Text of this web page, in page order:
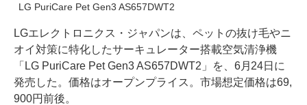
LG PuriCare Pet Gen3 AS657DWT2
LGエレクトロニクス・ジャパンは、ペットの抜け毛やニ
オイ対策に特化したサーキュレーター搭載空気清浄機
「LG PuriCare Pet Gen3 AS657DWT2」を、6月24日に
発売した。価格はオープンプライス。市場想定価格は69,
900円前後。